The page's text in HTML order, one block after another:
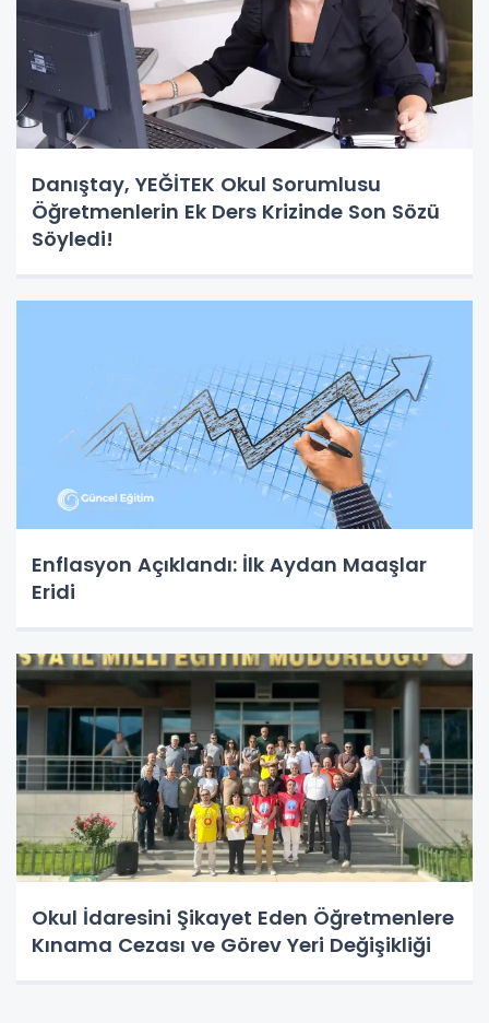
Danıştay, YEĞİTEK Okul Sorumlusu
Öğretmenlerin Ek Ders Krizinde Son Sözü
Söyledi!
Enflasyon Açıklandı: İlk Aydan Maaşlar
Eridi
Okul İdaresini Şikayet Eden Öğretmenlere
Kınama Cezası ve Görev Yeri Değişikliği